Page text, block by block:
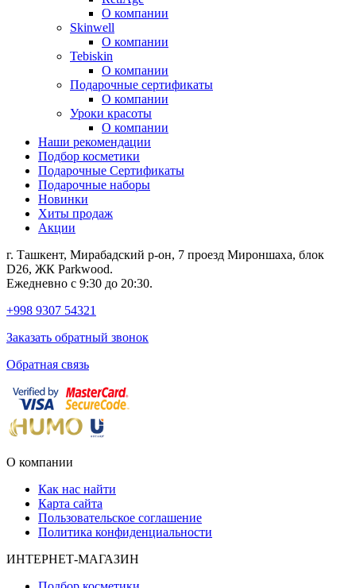
О компании
Skinwell
О компании
Tebiskin
О компании
Подарочные сертификаты
О компании
Уроки красоты
О компании
Наши рекомендации
Подбор косметики
Подарочные Сертификаты
Подарочные наборы
Новинки
Хиты продаж
Акции
г. Ташкент, Мирабадский р-он, 7 проезд Мироншаха, блок
D26, ЖК Раrkwood.
Ежедневно с 9:30 до 20:30.
+998 9307 54321
Заказать обратный звонок
Обратная связь
О компании
Как нас найти
Карта сайта
Пользовательское соглашение
Политика конфиденциальности
ИНТЕРНЕТ-МАГАЗИН